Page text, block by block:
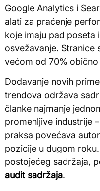
Google Analytics i
alati za praćenje
koje imaju pad poseta
osvežavanje. Stranice
većom od 70%
Dodavanje novih
trendova održava
članke najmanje
promenljive industrije
praksa povećava
pozicije u dugom
postojećeg sadržaja,
audit sadržaja.